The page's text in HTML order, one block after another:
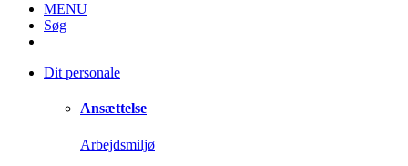
MENU
Søg
Dit personale
Ansættelse
Arbejdsmiljø